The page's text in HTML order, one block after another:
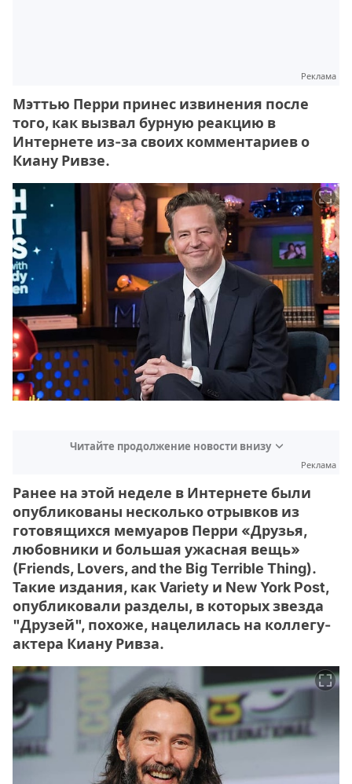
Реклама
Мэттью Перри принес извинения после
того, как вызвал бурную реакцию в
Интернете из-за своих комментариев о
Киану Ривзе.
Читайте продолжение новости внизу
Реклама
Ранее на этой неделе в Интернете были
опубликованы несколько отрывков из
готовящихся мемуаров Перри «Друзья,
любовники и большая ужасная вещь»
(Friends, Lovers, and the Big Terrible Thing).
Такие издания, как Variety и New York Post,
опубликовали разделы, в которых звезда
"Друзей", похоже, нацелилась на коллегу-
актера Киану Ривза.